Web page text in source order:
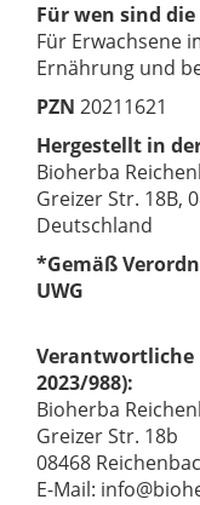
Für wen sind
Für Erwachsene
Ernährung und
PZN 20211621
Hergestellt in
Bioherba
Greizer Str. 18B,
Deutschland
*Gemäß
UWG
Verantwortliche
2023/988):
Bioherba
Greizer Str. 18b
08468
E-Mail: